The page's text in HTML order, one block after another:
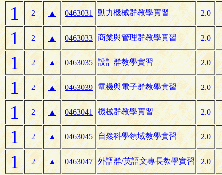
1 2 ▲ 0463031 動力機械群教學實習 2.0
1 2 ▲ 0463033 商業與管理群教學實習 2.0
1 2 ▲ 0463035 設計群教學實習 2.0
1 2 ▲ 0463039 電機與電子群教學實習 2.0
1 2 ▲ 0463041 機械群教學實習 2.0
1 2 ▲ 0463045 自然科學領域教學實習 2.0
1 2 ▲ 0463047 外語群/英語文專長教學實習 2.0